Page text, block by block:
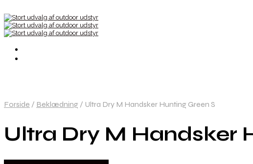
Forside / Beklædning / Ultra Dry M Handsker Hunting Green S
Ultra Dry M Handsker